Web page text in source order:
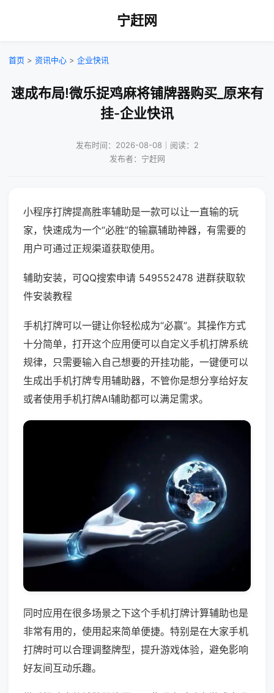
宁赶网
首页 > 资讯中心 > 企业快讯
速成布局!微乐捉鸡麻将铺牌器购买_原来有
挂-企业快讯
发布时间：2026-08-08｜阅读：2
发布者：宁赶网
小程序打牌提高胜率辅助是一款可以让一直输的玩
家，快速成为一个“必胜”的输赢辅助神器，有需要的
用户可通过正规渠道获取使用。
辅助安装，可QQ搜索申请 549552478 进群获取软
件安装教程
手机打牌可以一键让你轻松成为“必赢”。其操作方式
十分简单，打开这个应用便可以自定义手机打牌系统
规律，只需要输入自己想要的开挂功能，一键便可以
生成出手机打牌专用辅助器，不管你是想分享给好友
或者使用手机打牌AI辅助都可以满足需求。
同时应用在很多场景之下这个手机打牌计算辅助也是
非常有用的，使用起来简单便捷。特别是在大家手机
打牌时可以合理调整牌型，提升游戏体验，避免影响
好友间互动乐趣。